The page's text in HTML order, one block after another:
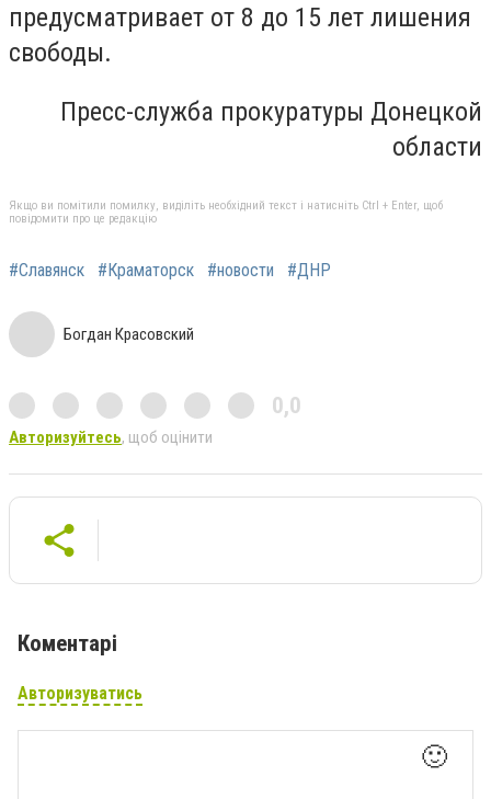
предусматривает от 8 до 15 лет лишения
свободы.
Пресс-служба прокуратуры Донецкой
области
Якщо ви помітили помилку, виділіть необхідний текст і натисніть Ctrl + Enter, щоб
повідомити про це редакцію
#Славянск #Краматорск #новости #ДНР
Богдан Красовский
0,0
Авторизуйтесь, щоб оцінити
Коментарі
Авторизуватись
🙂